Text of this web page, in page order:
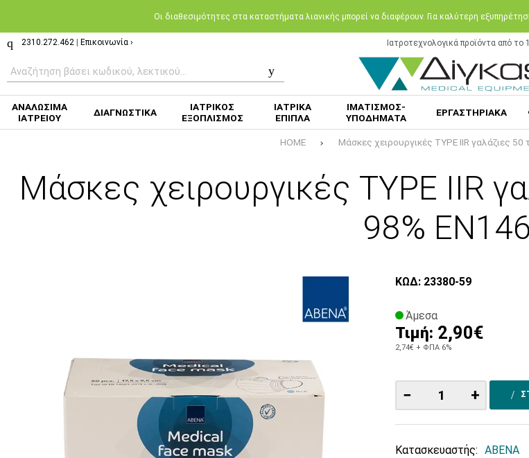
Oι διαθεσιμότητες στα καταστήματα λιανικής μπορεί να διαφέρουν. Για καλύτερη
2310.272.462 Επικοινωνία › Ιατροτεχνολογικά προϊόντα από το
ΑΝΑΛΩΣΙΜΑ
ΙΑΤΡΕΙΟΥ
ΔΙΑΓΝΩΣΤΙΚΑ
ΙΑΤΡΙΚΟΣ
ΕΞΟΠΛΙΣΜΟΣ
ΙΑΤΡΙΚΑ
ΕΠΙΠΛΑ
ΙΜΑΤΙΣΜΟΣ-
ΥΠΟΔΗΜΑΤΑ
ΕΡΓΑΣΤΗΡΙΑΚΑ
HOME Μάσκες χειρουργικές TYPE IIR γαλάζιες 50
Μάσκες χειρουργικές TYPE IIR
98%
ΚΩΔ: 23380-59
Άμεσα
Τιμή: 2,90€
2,74€ + ΦΠΑ 6%
− +
Κατασκευαστής: ABENA